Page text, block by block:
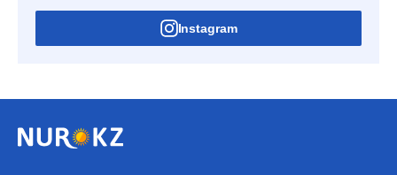
Instagram